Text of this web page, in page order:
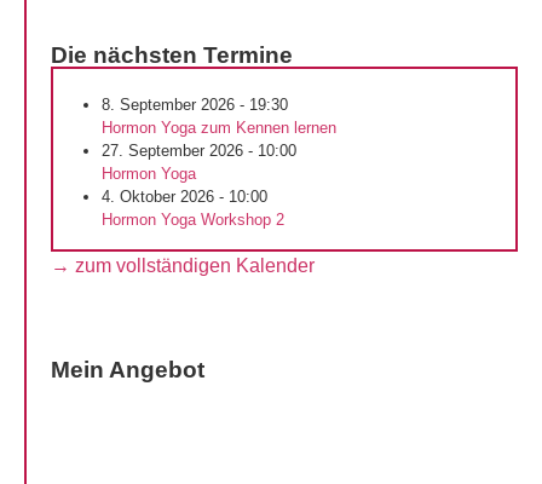
Die nächsten Termine
8. September 2026 - 19:30
Hormon Yoga zum Kennen lernen
27. September 2026 - 10:00
Hormon Yoga
4. Oktober 2026 - 10:00
Hormon Yoga Workshop 2
→ zum vollständigen Kalender
Mein Angebot